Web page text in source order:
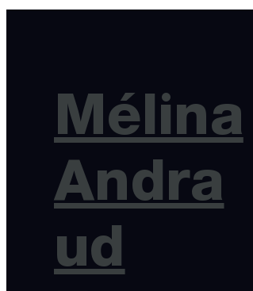
Mélina
Andra
ud